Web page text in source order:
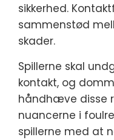
sikkerhed.
sammenstød
skader.
Spillerne skal
kontakt, og
håndhæve disse
nuancerne i
spillerne med at